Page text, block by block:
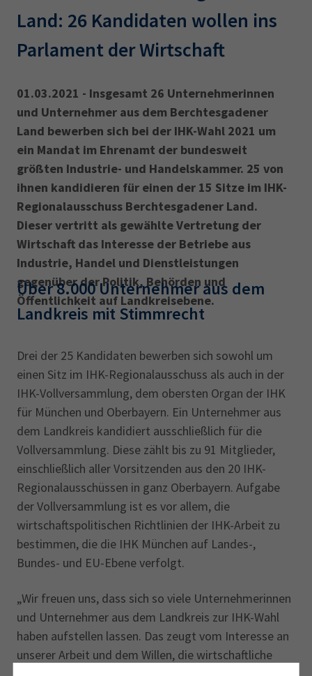
Leichte Sprache
IHK regional
Karriere
Presse
EN
IHK Akademie
Magazin Log-in
Wirtschaftsfachwirt
34f
Negativerklärung
Sachkundeprüfung
Berichtsheft
Land: 26 Kandidaten wollen ins
Parlament der Wirtschaft
01.03.2021 - Insgesamt 26 Unternehmerinnen
und Unternehmer aus dem Berchtesgadener
Land bewerben sich bei der IHK-Wahl 2021 um
ein Mandat im Ehrenamt der bundesweit
größten Industrie- und Handelskammer. 25 von
ihnen kandidieren für einen der 15 Sitze im IHK-
Regionalausschuss Berchtesgadener Land.
Dieser vertritt als gewählte Vertretung der
Wirtschaft das Interesse der Betriebe aus
Industrie, Handel und Dienstleistungen
gegenüber der Politik, Behörden und
Öffentlichkeit auf Landkreisebene.
Über 8.000 Unternehmer aus dem
Landkreis mit Stimmrecht
Drei der 25 Kandidaten bewerben sich sowohl um
einen Sitz im IHK-Regionalausschuss als auch in der
IHK-Vollversammlung, dem obersten Organ der IHK
für München und Oberbayern. Ein Unternehmer aus
dem Landkreis kandidiert ausschließlich für die
Vollversammlung. Diese zählt bis zu 91 Mitglieder,
einschließlich aller Vorsitzenden aus den 20 IHK-
Regionalausschüssen in ganz Oberbayern. Aufgabe
der Vollversammlung ist es vor allem, die
wirtschaftspolitischen Richtlinien der IHK-Arbeit zu
bestimmen, die die IHK München auf Landes-,
Bundes- und EU-Ebene verfolgt.
„Wir freuen uns, dass sich so viele Unternehmerinnen
und Unternehmer aus dem Landkreis zur IHK-Wahl
haben aufstellen lassen. Das zeugt vom Interesse an
unserer Arbeit und dem Willen, die wirtschaftliche